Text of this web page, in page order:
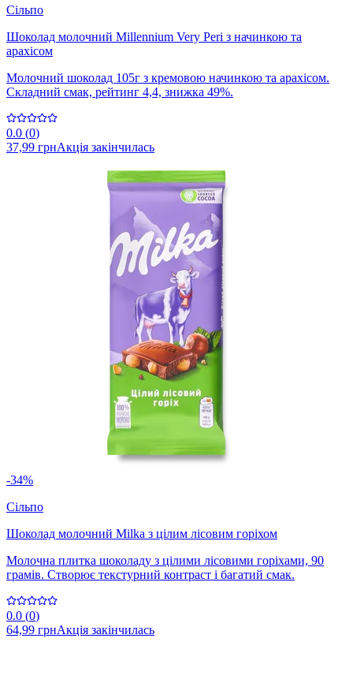
Сільпо
Шоколад молочний Millennium Very Peri з начинкою та
арахісом
Молочний шоколад 105г з кремовою начинкою та арахісом.
Складний смак, рейтинг 4,4, знижка 49%.
0.0 (0)
37,99 грнАкція закінчилась
-34%
Сільпо
Шоколад молочний Milka з цілим лісовим горіхом
Молочна плитка шоколаду з цілими лісовими горіхами, 90
грамів. Створює текстурний контраст і багатий смак.
0.0 (0)
64,99 грнАкція закінчилась